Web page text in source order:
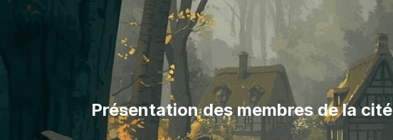
Présentation des membres de la cité